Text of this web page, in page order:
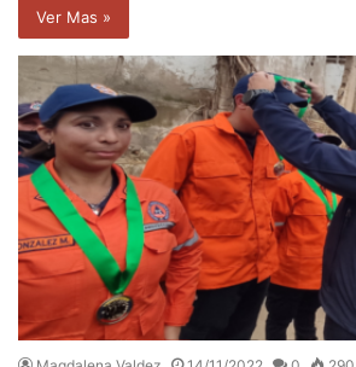
Ver Mas »